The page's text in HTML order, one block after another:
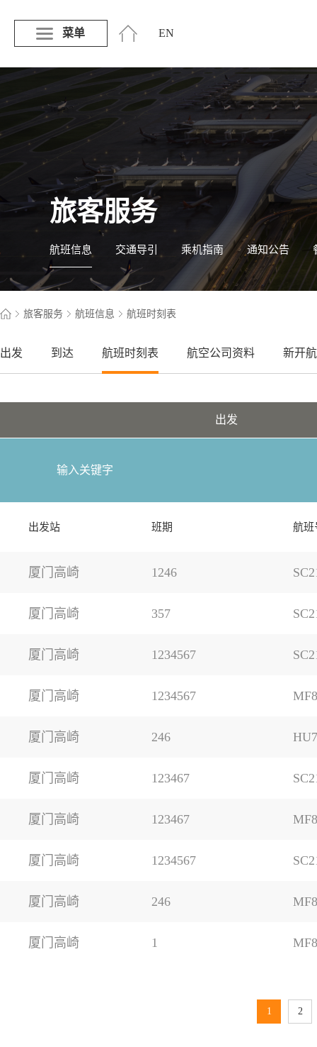
菜单 EN
旅客服务
航班信息 交通导引 乘机指南 通知公告
旅客服务 航班信息 航班时刻表
出发 到达 航班时刻表 航空公司资料 新开
出发
出发站 班期 航班
厦门高崎 1246
厦门高崎 357
厦门高崎 1234567
厦门高崎 1234567
厦门高崎 246
厦门高崎 123467
厦门高崎 123467
厦门高崎 1234567
厦门高崎 246
厦门高崎 1
1 2